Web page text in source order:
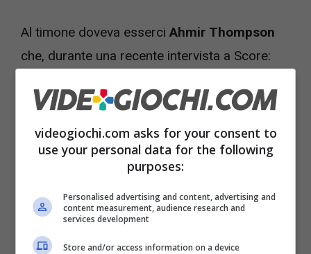
Al timone doveva esserci Ahmir Thompson
che, durante una recente intervista a Score:
esperienza. Un’esperienza che si è trovata
ovviamente influenzata dal fatto che sono
cambiati tre presidenti all’interno di Disney.
Alla fine, nonostante aver presentato e
ripresentato la sua idea perl’adattamento
live-action del film dedicato a Duchessa, ai
videogiochi.com asks for your consent to
use your personal data for the following
purposes:
Personalised advertising and content, advertising and
content measurement, audience research and
services development
Store and/or access information on a device